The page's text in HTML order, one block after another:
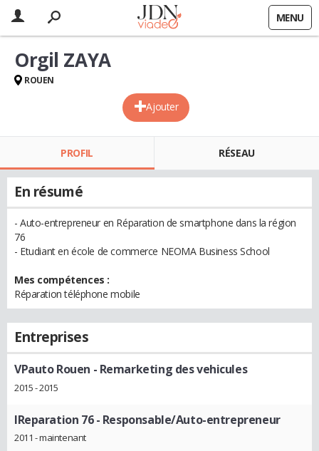
MENU
Ajouter
Orgil ZAYA
ROUEN
PROFIL RÉSEAU
En résumé
- Auto-entrepreneur en Réparation de smartphone dans la région
76
- Etudiant en école de commerce NEOMA Business School
Mes compétences :
Réparation téléphone mobile
Entreprises
VPauto Rouen - Remarketing des vehicules
2015 - 2015
IReparation 76- Responsable/Auto-entrepreneur
2011 - maintenant